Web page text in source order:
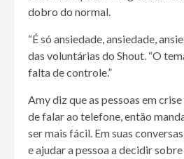
dobro do normal.
“É só ansiedade, ansiedade,
das voluntárias do Shout. “O
falta de controle.”
Amy diz que as pessoas em
de falar ao telefone, então
ser mais fácil. Em suas
e ajudar a pessoa a decidir